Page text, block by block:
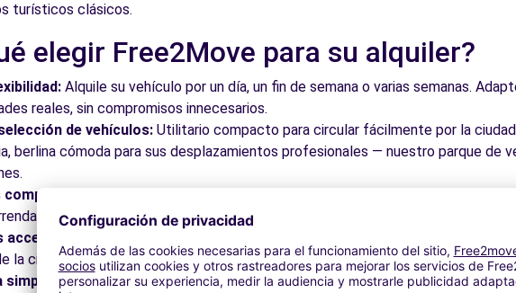
turísticos clásicos.
elegir Free2Move para su alquiler?
Alquile su vehículo por un día, un fin de semana o varias semanas.
reales, sin compromisos innecesarios.
de vehículos: Utilitario compacto para circular fácilmente por la
berlina cómoda para sus desplazamientos profesionales — nuestro parque de
Aproveche los mejores precios del mercado gracias a nuestra
asociados. Reserve en línea en pocos clics con precios
accesibles:
Recoja su vehículo en una de nuestras numerosas oficinas
la ciudad, en estaciones o cerca de los aeropuertos.
simplificada:Nuestra plataforma intuitiva le permite reservar su vehículo en